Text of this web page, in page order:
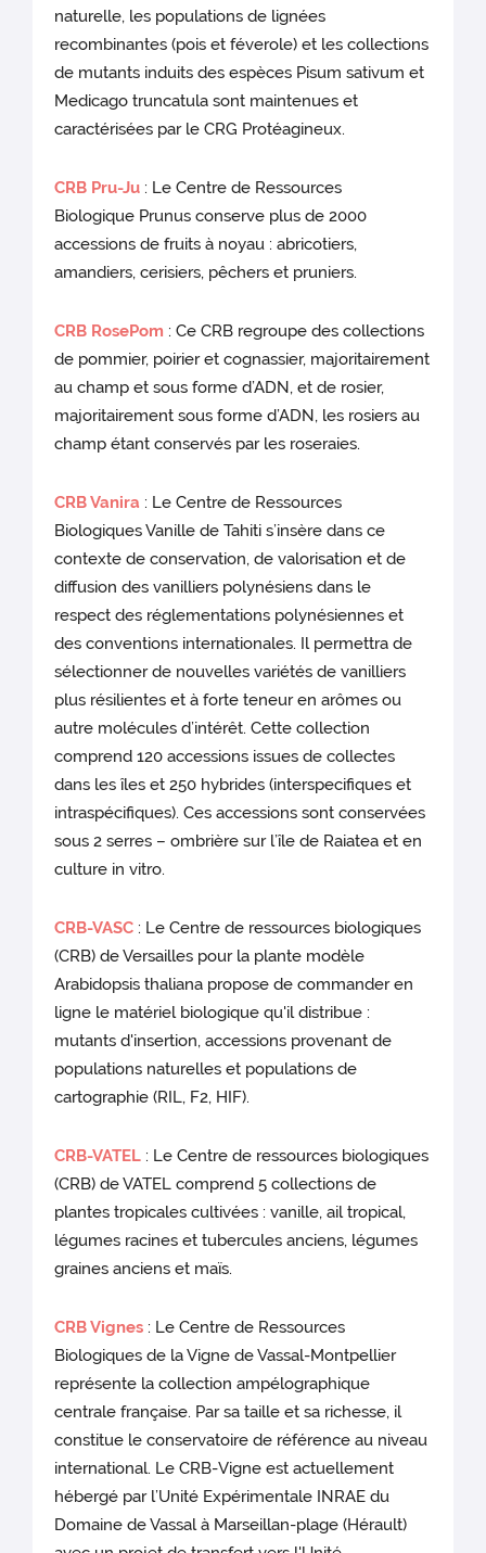
naturelle, les populations de lignées
recombinantes (pois et féverole) et les collections
de mutants induits des espèces Pisum sativum et
Medicago truncatula sont maintenues et
caractérisées par le CRG Protéagineux.
CRB Pru-Ju : Le Centre de Ressources
Biologique Prunus conserve plus de 2000
accessions de fruits à noyau : abricotiers,
amandiers, cerisiers, pêchers et pruniers.
CRB RosePom : Ce CRB regroupe des collections
de pommier, poirier et cognassier, majoritairement
au champ et sous forme d’ADN, et de rosier,
majoritairement sous forme d’ADN, les rosiers au
champ étant conservés par les roseraies.
CRB Vanira : Le Centre de Ressources
Biologiques Vanille de Tahiti s’insère dans ce
contexte de conservation, de valorisation et de
diffusion des vanilliers polynésiens dans le
respect des réglementations polynésiennes et
des conventions internationales. Il permettra de
sélectionner de nouvelles variétés de vanilliers
plus résilientes et à forte teneur en arômes ou
autre molécules d’intérêt. Cette collection
comprend 120 accessions issues de collectes
dans les îles et 250 hybrides (interspecifiques et
intraspécifiques). Ces accessions sont conservées
sous 2 serres – ombrière sur l’île de Raiatea et en
culture in vitro.
CRB-VASC : Le Centre de ressources biologiques
(CRB) de Versailles pour la plante modèle
Arabidopsis thaliana propose de commander en
ligne le matériel biologique qu'il distribue :
mutants d'insertion, accessions provenant de
populations naturelles et populations de
cartographie (RIL, F2, HIF).
CRB-VATEL : Le Centre de ressources biologiques
(CRB) de VATEL comprend 5 collections de
plantes tropicales cultivées : vanille, ail tropical,
légumes racines et tubercules anciens, légumes
graines anciens et maïs.
CRB Vignes : Le Centre de Ressources
Biologiques de la Vigne de Vassal-Montpellier
représente la collection ampélographique
centrale française. Par sa taille et sa richesse, il
constitue le conservatoire de référence au niveau
international. Le CRB-Vigne est actuellement
hébergé par l’Unité Expérimentale INRAE du
Domaine de Vassal à Marseillan-plage (Hérault)